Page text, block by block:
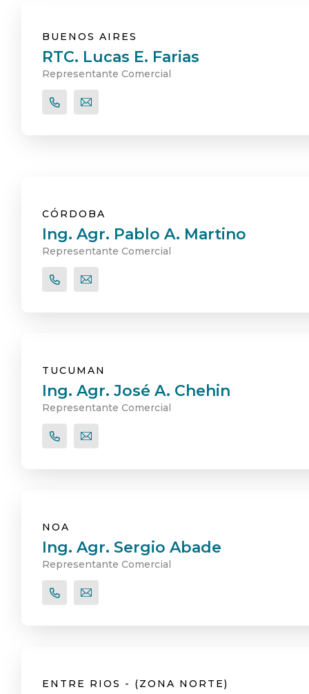
BUENOS AIRES
RTC. Lucas E. Farias
Representante Comercial
CÓRDOBA
Ing. Agr. Pablo A. Martino
Representante Comercial
TUCUMAN
Ing. Agr. José A. Chehin
Representante Comercial
NOA
Ing. Agr. Sergio Abade
Representante Comercial
ENTRE RIOS - (ZONA NORTE)